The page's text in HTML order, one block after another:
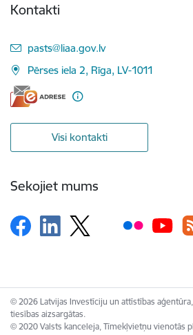
Kontakti
E-pasts:
pasts@liaa.gov.lv
Pērses iela 2, Rīga, LV-1011
Visi kontakti
Sekojiet mums
© 2026 Latvijas Investīciju un attīstības
tiesības aizsargātas.
© 2020 Valsts kanceleja, Tīmekļvietņu vienotās